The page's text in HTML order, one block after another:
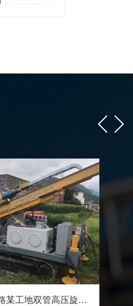
西昌春城路某工地双管高压旋喷施工